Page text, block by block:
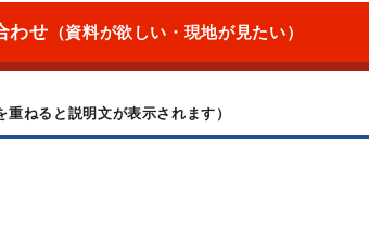
わせ （資料が欲しい・現地が見たい）
重ねると説明文が表示されます）